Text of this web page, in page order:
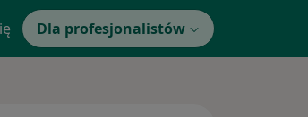
Dla profesjonalistów